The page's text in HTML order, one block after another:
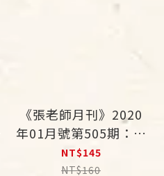
《張老師月刊》2020
年01月號第505期：耍
廢，如何廢出新境界？
NT$145
NT$160